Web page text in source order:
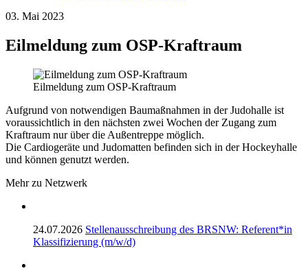
03. Mai 2023
Eilmeldung zum OSP-Kraftraum
Eilmeldung zum OSP-Kraftraum
Aufgrund von notwendigen Baumaßnahmen in der Judohalle ist
voraussichtlich in den nächsten zwei Wochen der Zugang zum
Kraftraum nur über die Außentreppe möglich.
Die Cardiogeräte und Judomatten befinden sich in der Hockeyhalle
und können genutzt werden.
Mehr zu Netzwerk
24.07.2026 Stellenausschreibung des BRSNW: Referent*in
Klassifizierung (m/w/d)